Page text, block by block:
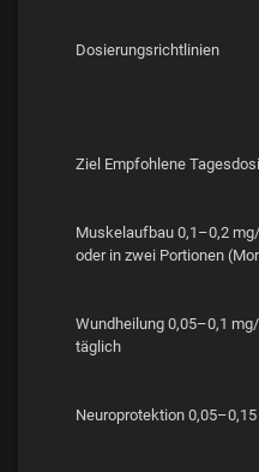
Dosierungsrichtlinien
Ziel Empfohlene
Muskelaufbau 0,1–0,2
oder in zwei Portionen
Wundheilung 0,05–0,1
täglich
Neuroprotektion